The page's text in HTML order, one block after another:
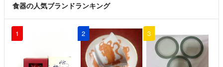
食器の人気ブランドランキング
1 2 3